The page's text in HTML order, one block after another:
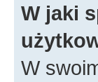
W jaki
W